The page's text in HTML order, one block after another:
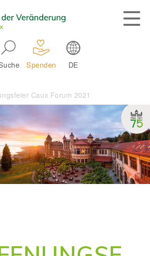
Spenden DE
Caux Forum 2021